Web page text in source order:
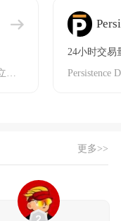
24小时交易
更多>>
2